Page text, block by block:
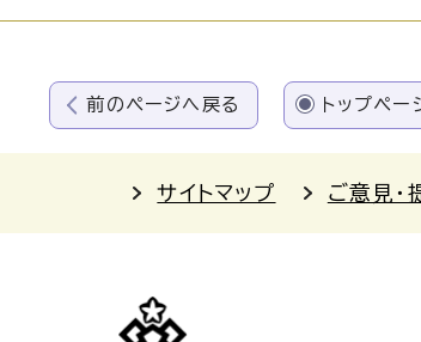
前のページへ戻る トップペー
サイトマップ ご意見・